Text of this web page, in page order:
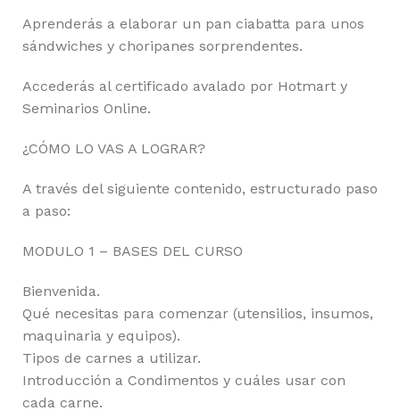
Aprenderás a elaborar un pan ciabatta para unos
sándwiches y choripanes sorprendentes.
Accederás al certificado avalado por Hotmart y
Seminarios Online.
¿CÓMO LO VAS A LOGRAR?
A través del siguiente contenido, estructurado paso
a paso:
MODULO 1 – BASES DEL CURSO
Bienvenida.
Qué necesitas para comenzar (utensilios, insumos,
maquinaria y equipos).
Tipos de carnes a utilizar.
Introducción a Condimentos y cuáles usar con
cada carne.